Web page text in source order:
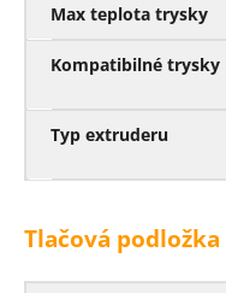
Max teplota trysky
Kompatibilné trysky
Typ extruderu
Tlačová podložka